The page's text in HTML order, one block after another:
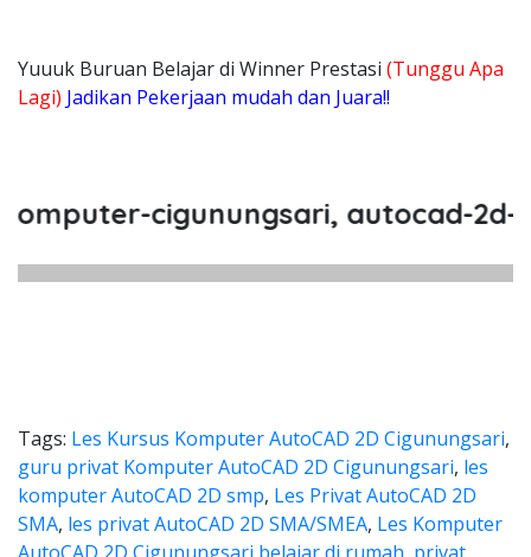
Yuuuk Buruan Belajar di Winner Prestasi (Tunggu Apa
Lagi) Jadikan Pekerjaan mudah dan Juara!!
cigunungsari, autocad-2d-
Tags: Les Kursus Komputer AutoCAD 2D Cigunungsari,
guru privat Komputer AutoCAD 2D Cigunungsari, les
komputer AutoCAD 2D smp, Les Privat AutoCAD 2D
SMA, les privat AutoCAD 2D SMA/SMEA, Les Komputer
AutoCAD 2D Cigunungsari belajar di rumah privat